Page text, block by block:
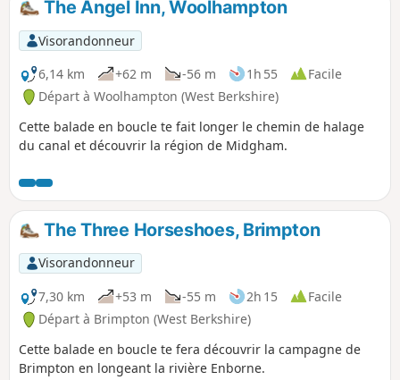
naturelles et de champs de cresson, de jacinthes des bois,
d'agneaux, d'anciens remparts, de craie rare et de collines
offrant des vues impressionnantes.
The Angel Inn, Woolhampton
Visorandonneur
6,14 km
+62 m -56 m 1h 55
Facile
Départ à Woolhampton (West Berkshire)
Cette balade en boucle te fait longer le chemin de halage
du canal et découvrir la région de Midgham.
The Three Horseshoes, Brimpton
Visorandonneur
7,30 km
+53 m -55 m 2h 15
Facile
Départ à Brimpton (West Berkshire)
Cette balade en boucle te fera découvrir la campagne de
Brimpton en longeant la rivière Enborne.